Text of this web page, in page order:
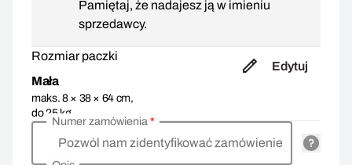
Pamiętaj, że nadajesz ją w imieniu
sprzedawcy.
Rozmiar paczki
Mała
maks. 8 × 38 × 64 cm,
do 25 kg
Edytuj
Pozwól nam zidentyfikować zamówienie
Numer zamówienia*